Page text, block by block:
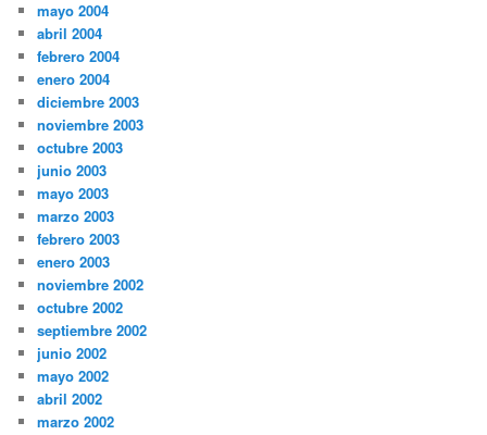
mayo 2004
abril 2004
febrero 2004
enero 2004
diciembre 2003
noviembre 2003
octubre 2003
junio 2003
mayo 2003
marzo 2003
febrero 2003
enero 2003
noviembre 2002
octubre 2002
septiembre 2002
junio 2002
mayo 2002
abril 2002
marzo 2002